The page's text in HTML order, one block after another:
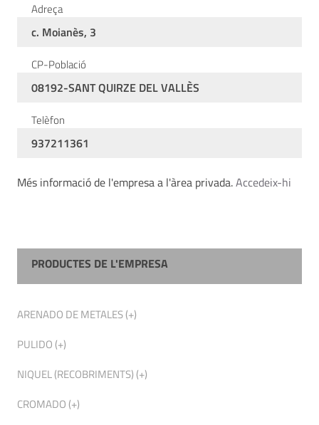
Adreça
c. Moianès, 3
CP-Població
08192-SANT QUIRZE DEL VALLÈS
Telèfon
937211361
Més informació de l'empresa a l'àrea privada.Accedeix-hi
PRODUCTES DE L'EMPRESA
ARENADO DE METALES (+)
PULIDO (+)
NIQUEL (RECOBRIMENTS) (+)
CROMADO (+)